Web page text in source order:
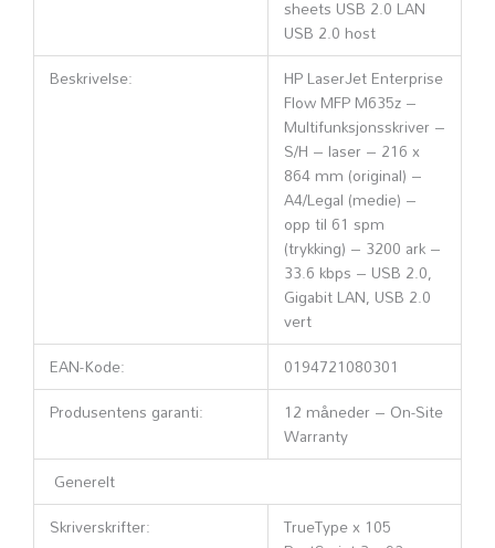
sheets USB 2.0 LAN
USB 2.0 host
Beskrivelse:
HP LaserJet Enterprise
Flow MFP M635z –
Multifunksjonsskriver –
S/H – laser – 216 x
864 mm (original) –
A4/Legal (medie) –
opp til 61 spm
(trykking) – 3200 ark –
33.6 kbps – USB 2.0,
Gigabit LAN, USB 2.0
vert
EAN-Kode:
0194721080301
Produsentens garanti:
12 måneder – On-Site
Warranty
Generelt
Skriverskrifter:
TrueType x 105